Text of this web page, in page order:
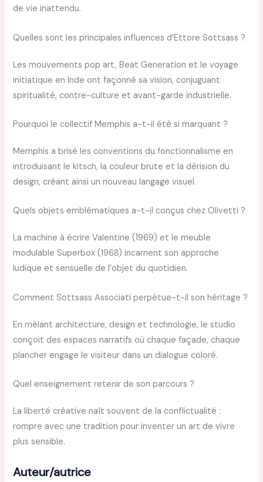
de vie inattendu.
Quelles sont les principales influences d’Ettore Sottsass ?
Les mouvements pop art, Beat Generation et le voyage
initiatique en Inde ont façonné sa vision, conjuguant
spiritualité, contre-culture et avant-garde industrielle.
Pourquoi le collectif Memphis a-t-il été si marquant ?
Memphis a brisé les conventions du fonctionnalisme en
introduisant le kitsch, la couleur brute et la dérision du
design, créant ainsi un nouveau langage visuel.
Quels objets emblématiques a-t-il conçus chez Olivetti ?
La machine à écrire Valentine (1969) et le meuble
modulable Superbox (1968) incarnent son approche
ludique et sensuelle de l’objet du quotidien.
Comment Sottsass Associati perpétue-t-il son héritage ?
En mêlant architecture, design et technologie, le studio
conçoit des espaces narratifs où chaque façade, chaque
plancher engage le visiteur dans un dialogue coloré.
Quel enseignement retenir de son parcours ?
La liberté créative naît souvent de la conflictualité :
rompre avec une tradition pour inventer un art de vivre
plus sensible.
Auteur/autrice